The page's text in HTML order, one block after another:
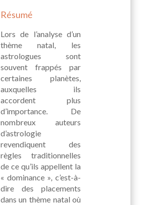
Résumé
Lors de l’analyse d’un
thème natal, les
astrologues sont
souvent frappés par
certaines planètes,
auxquelles ils
accordent plus
d’importance. De
nombreux auteurs
d’astrologie
revendiquent des
règles traditionnelles
de ce qu’ils appellent la
« dominance », c’est-à-
dire des placements
dans un thème natal où